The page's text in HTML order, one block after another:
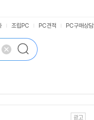
조립PC PC견적 PC구매상담